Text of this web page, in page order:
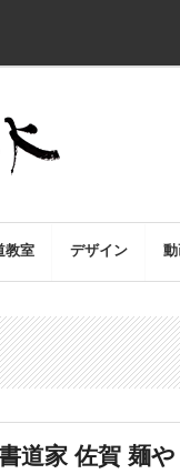
教室 デザイン
道家 佐賀 麺